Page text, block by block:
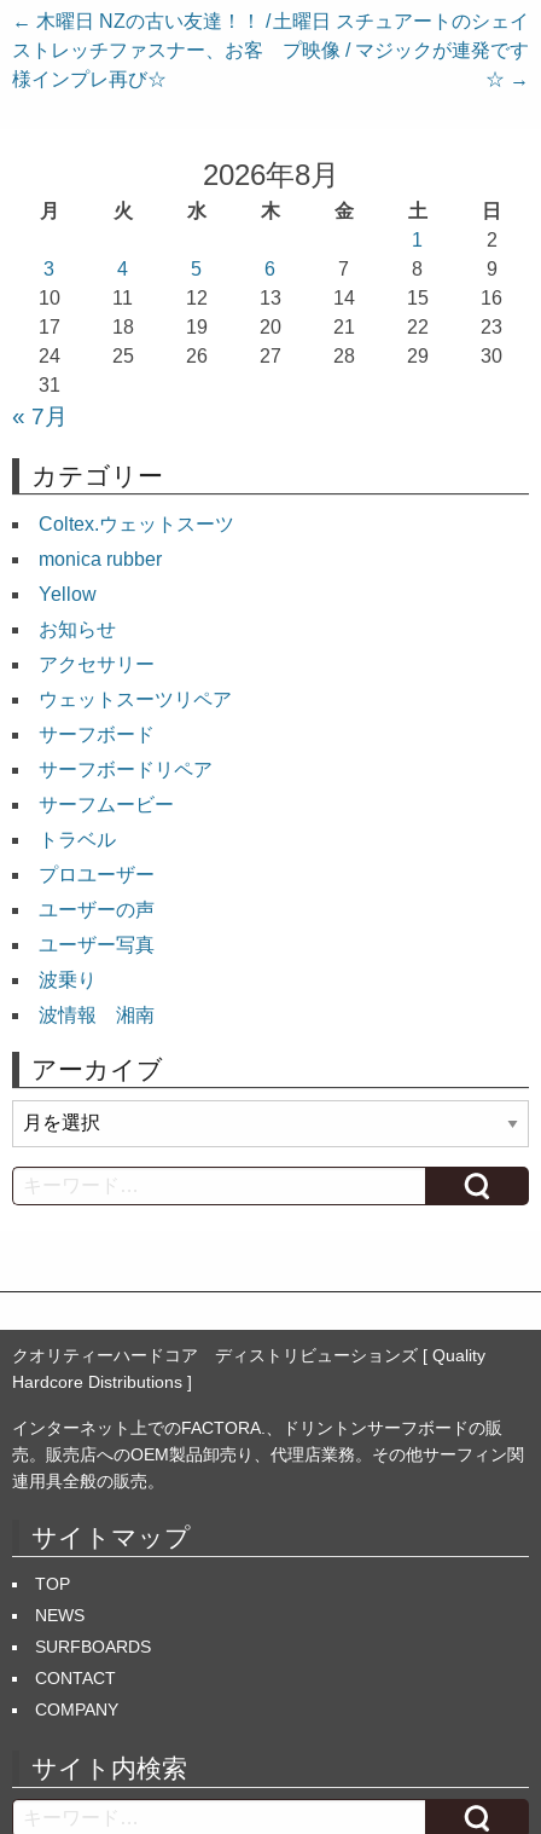
投
稿
ナ
← 木曜日 NZの古い友達！！ /
ストレッチファスナー、お客
様インプレ再び☆
土曜日 スチュアートのシェイ
プ映像 / マジックが連発です
☆ →
2026年8月
月 火 水 木 金 土
日
1
2
3
4 5 6 7 8
9
10
11 12 13 14 15
16
17
18 19 20 21 22
23
24
25 26 27 28 29
30
31
« 7月
カテゴリー
Coltex.ウェットスーツ
monica rubber
Yellow
お知らせ
アクセサリー
ウェットスーツリペア
サーフボード
サーフボードリペア
サーフムービー
トラベル
プロユーザー
ユーザーの声
ユーザー写真
波乗り
波情報 湘南
アーカイブ
ー
カ
イ
Search
クオリティーハードコア ディストリビューションズ [ Quality
Hardcore Distributions ]
インターネット上でのFACTORA.、ドリントンサーフボードの販
売。販売店へのOEM製品卸売り、代理店業務。その他サーフィン関
連用具全般の販売。
サイトマップ
TOP
NEWS
SURFBOARDS
CONTACT
COMPANY
サイト内検索
Search